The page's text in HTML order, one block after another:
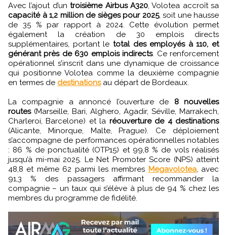
Avec l’ajout d’untroisième Airbus A320, Volotea accroît sa
capacité à 1,2 million de sièges pour 2025, soit une hausse
de 35 % par rapport à 2024. Cette évolution permet
également la création de 30 emplois directs
supplémentaires, portant le total des employés à 110, et
générant près de 630 emplois indirects. Ce renforcement
opérationnel s’inscrit dans une dynamique de croissance
qui positionne Volotea comme la deuxième compagnie
en termes de destinationsau départ de Bordeaux.
La compagnie a annoncé l’ouverture de 8 nouvelles
routes(Marseille, Bari, Alghero, Agadir, Séville, Marrakech,
Charleroi, Barcelone) et la réouverture de 4 destinations
(Alicante, Minorque, Malte, Prague). Ce déploiement
s’accompagne de performances opérationnelles notables
: 86 % de ponctualité (OTP15) et 99,8 % de vols réalisés
jusqu’à mi-mai 2025. Le Net Promoter Score (NPS) atteint
48,8 et même 62 parmi les membres Megavolotea, avec
91,3 % des passagers affirmant recommander la
compagnie – un taux qui s’élève à plus de 94 % chez les
membres du programme de fidélité.